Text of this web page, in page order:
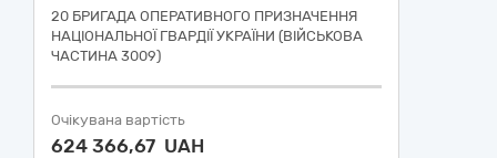
20 БРИГАДА ОПЕРАТИВНОГО ПРИЗНАЧЕННЯ
НАЦІОНАЛЬНОЇ ГВАРДІЇ УКРАЇНИ (ВІЙСЬКОВА
ЧАСТИНА 3009)
Очікувана вартість
624 366,67 UAH